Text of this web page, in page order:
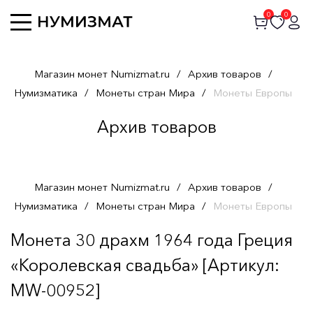
0 0
Магазин монет Numizmat.ru / Архив товаров /
Нумизматика / Монеты стран Мира / Монеты Европы
Архив товаров
Магазин монет Numizmat.ru / Архив товаров /
Нумизматика / Монеты стран Мира / Монеты Европы
Монета 30 драхм 1964 года Греция
«Королевская свадьба» [Артикул:
MW-00952]